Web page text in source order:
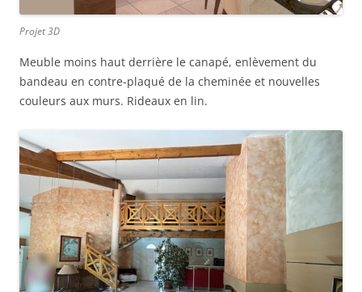
Projet 3D
Meuble moins haut derrière le canapé, enlèvement du
bandeau en contre-plaqué de la cheminée et nouvelles
couleurs aux murs. Rideaux en lin.